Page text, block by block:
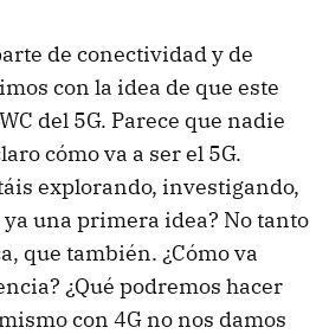
de conectividad y de
con la idea de que este
del 5G. Parece que nadie
cómo va a ser el 5G.
explorando, investigando,
una primera idea? No tanto
que también. ¿Cómo va
¿Qué podremos hacer
con 4G no nos damos